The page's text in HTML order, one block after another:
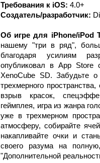
Требования к iOS: 4.0+
Создатель/разработчик:
Об игре для iPhone/iPod
нашему "три в ряд",
благодаря усилиям
опубликовал в App Store
XenoCube SD. Забудьте о
трехмерного
взрыв красок,
геймплея, игра из жанра
уже в трехмерном
атмосферу, собирайте
накапливайте очки и
своего разума на
"Дополнительной